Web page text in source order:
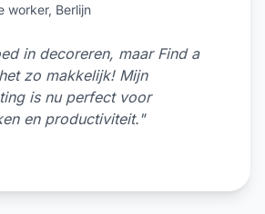
worker, Berlijn
in decoreren, maar Find a
zo makkelijk! Mijn
is nu perfect voor
en productiviteit."